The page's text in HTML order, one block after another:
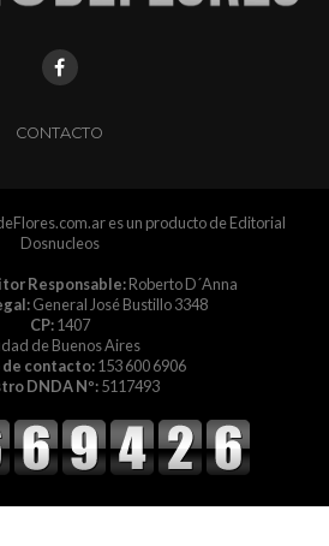
CONTACTO
es un producto de Editorial
Dosnucleos
Responsable:Roberto D´Anna
General José Bustillo 3348
CP:1407
de Buenos Aires
contacto:153 600 6906
DNDA Nº:5117493